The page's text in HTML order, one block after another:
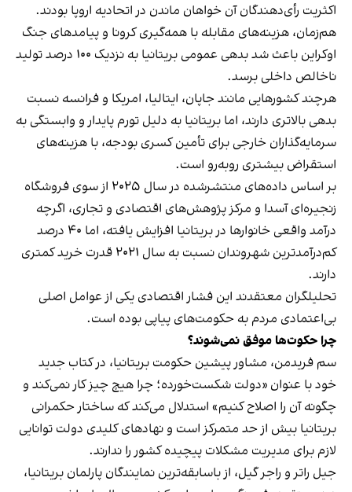
اکثریت رأی‌دهندگان آن خواهان ماندن در اتحادیه اروپا بودند.
هم‌زمان، هزینه‌های مقابله با همه‌گیری کرونا و پیامدهای جنگ
اوکراین باعث شد بدهی عمومی بریتانیا به نزدیک ۱۰۰ درصد تولید
ناخالص داخلی برسد.
هرچند کشورهایی مانند جاپان، ایتالیا، امریکا و فرانسه نسبت
بدهی بالاتری دارند، اما بریتانیا به دلیل تورم پایدار و وابستگی به
سرمایه‌گذاران خارجی برای تأمین کسری بودجه، با هزینه‌های
استقراض بیشتری روبه‌رو است.
بر اساس داده‌های منتشرشده در سال ۲۰۲۵ از سوی فروشگاه
زنجیره‌ای آسدا و مرکز پژوهش‌های اقتصادی و تجاری، اگرچه
درآمد واقعی خانوارها در بریتانیا افزایش یافته، اما ۴۰ درصد
کم‌درآمدترین شهروندان نسبت به سال ۲۰۲۱ قدرت خرید کمتری
دارند.
تحلیلگران معتقدند این فشار اقتصادی یکی از عوامل اصلی
بی‌اعتمادی مردم به حکومت‌های پیاپی بوده است.
چرا حکوت‌ها موفق نمی‌شوند؟
سم فریدمن، مشاور پیشین حکومت بریتانیا، در کتاب جدید
خود با عنوان «دولت شکست‌خورده؛ چرا هیچ چیز کار نمی‌کند و
چگونه آن را اصلاح کنیم» استدلال می‌کند که ساختار حکمرانی
بریتانیا بیش از حد متمرکز است و نهادهای کلیدی دولت توانایی
لازم برای مدیریت مشکلات پیچیده کشور را ندارند.
جیل راتر و راجر گیل، از باسابقه‌ترین نمایندگان پارلمان بریتانیا،